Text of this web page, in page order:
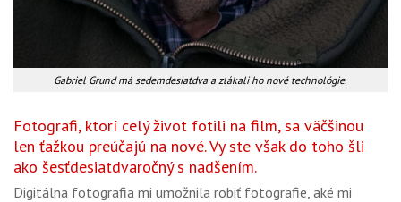
Gabriel Grund má sedemdesiatdva a zlákali ho nové technológie.
Fotografi, ktorí celý život fotili na film, sa väčšinou
len ťažkou preúčajú na nové. Vy ste však do toho šli
ako šesťdesiatdvaročný s nadšením.
Digitálna fotografia mi umožnila robiť fotografie, aké mi